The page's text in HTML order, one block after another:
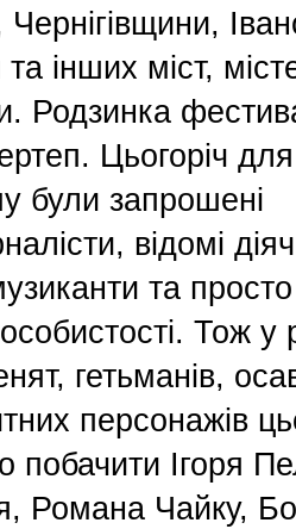
інших міст,
Родзинка
Цьогоріч для
були запрошені
відомі
та просто
Тож у
гетьманів,
персонажів
побачити Ігоря
Романа Чайку,